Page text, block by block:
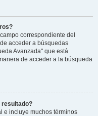
correspondiente del
acceder a búsquedas
Avanzada" que está
de acceder a la búsqueda
resultado?
e incluye muchos términos